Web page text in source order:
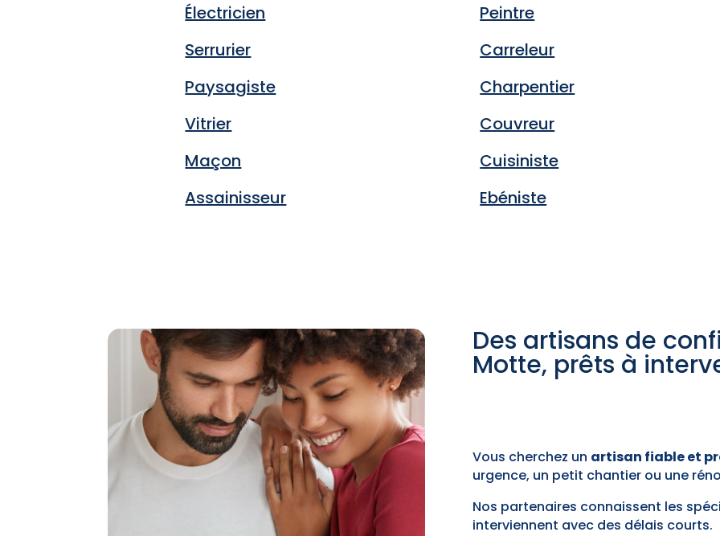
Électricien
Serrurier
Paysagiste
Vitrier
Maçon
Assainisseur
Peintre
Carreleur
Charpentier
Couvreur
Cuisiniste
Ebéniste
Des artisans de
Motte, prêts à
Vous cherchez un artisan fiable et
urgence, un petit chantier ou une
Nos partenaires connaissent les
interviennent avec des délais courts.